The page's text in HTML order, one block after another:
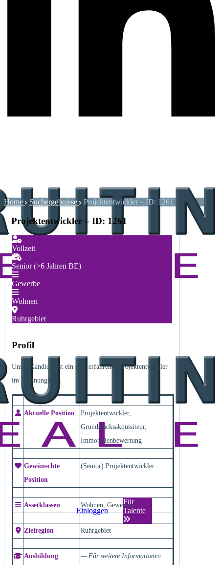
Einloggen
Für
Talente
Home Suchergebnisse Projektentwickler – ID: 1261
Projektentwickler – ID: 1261
Vollzeit
Senior (>6 Jahren BE)
Gewerbe
Wohnen
Ruhrgebiet
Profil
Unser Kandidat ist ein sehr erfahrener Projektentwickler
im Wohnungsbau.
Aktuelle Position
Projektentwickler,
Grundstücksakquisiteur,
Immobilienbewertung
Gewünschte
Position
(Senior) Projektentwickler
Assetklassen Wohnen, Gewerbe
Zielregion Ruhrgebiet
Ausbildung
— Für weitere Informationen